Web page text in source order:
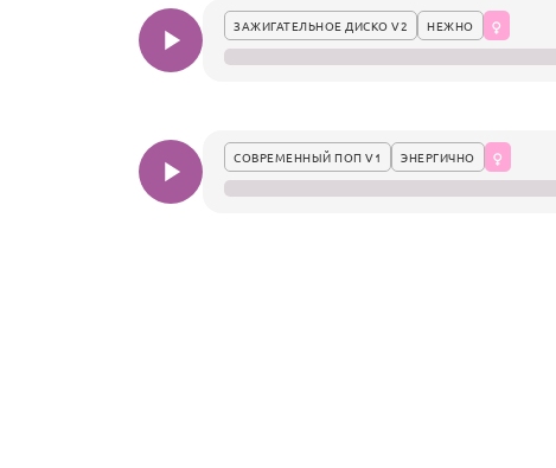
ЗАЖИГАТЕЛЬНОЕ ДИСКО V2 НЕЖНО
СОВРЕМЕННЫЙ ПОП V1 ЭНЕРГИЧНО